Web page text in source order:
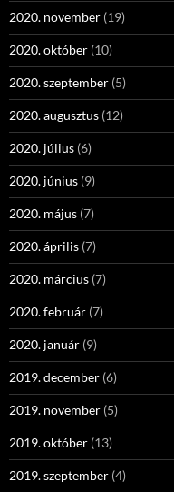
2020. november (19)
2020. október (10)
2020. szeptember (5)
2020. augusztus (12)
2020. július (6)
2020. június (9)
2020. május (7)
2020. április (7)
2020. március (7)
2020. február (7)
2020. január (9)
2019. december (6)
2019. november (5)
2019. október (13)
2019. szeptember (4)